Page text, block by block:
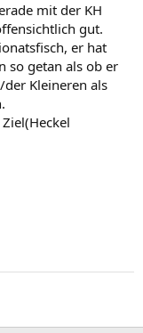
mit der KH
gut.
er hat
so getan als ob er
der Kleineren als